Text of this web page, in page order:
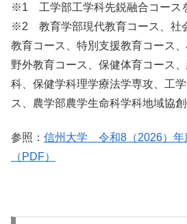
※1 工学部工学科先鋭融合コース
※2 教育学部現代教育コース、社
教育コース、特別支援教育コース
野外教育コース、保健体育コース
科、保健学科理学療法学専攻、工
ス、農学部農学生命科学科地域協
参照： 信州大学 令和8（2026）年
（PDF）